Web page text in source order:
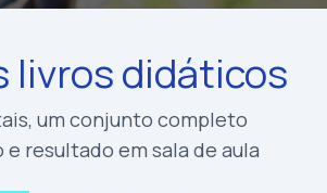
livros didáticos
um conjunto completo
e resultado em sala de aula